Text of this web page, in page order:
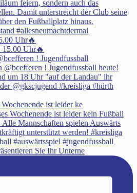
Uhr🔥
! Jugendfussball
ist leider ke
Sie Ihr Unterne